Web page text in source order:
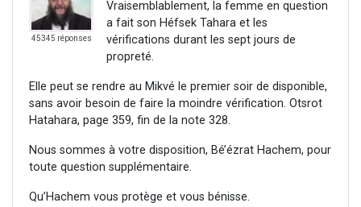
45345 réponses
Vraisemblablement, la femme en question
a fait son Héfsek Tahara et les
vérifications durant les sept jours de
propreté.
Elle peut se rendre au Mikvé le premier soir de disponible,
sans avoir besoin de faire la moindre vérification. Otsrot
Hatahara, page 359, fin de la note 328.
Nous sommes à votre disposition, Bé’ézrat Hachem, pour
toute question supplémentaire.
Qu’Hachem vous protège et vous bénisse.